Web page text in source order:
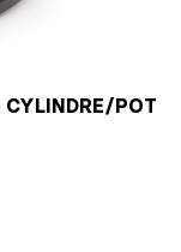
CYLINDRE/POT